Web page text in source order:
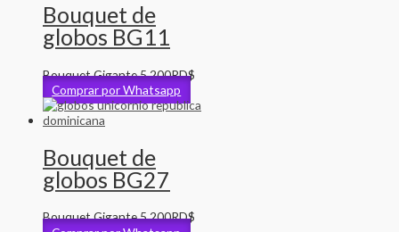
Bouquet de
globos BG11
Bouquet Gigante5,200RD$
Comprar por Whatsapp
Bouquet de
globos BG27
Bouquet Gigante5,200RD$